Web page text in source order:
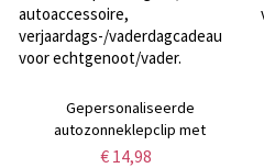
Gepersonaliseerde
autozonneklepclip met
kinderfoto en de tekst "Slow
€ 14,98